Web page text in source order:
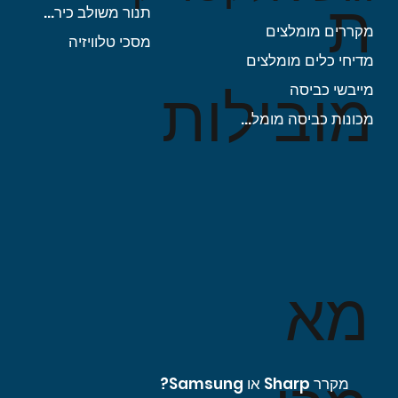
מא
מקרר Sharp או Samsung?
ת
מובילות
תנור משולב כיריים
מסכי טלוויזיה
מקררים מומלצים
מדיחי כלים מומלצים
מייבשי כביסה
מכונות כביסה מומלצות